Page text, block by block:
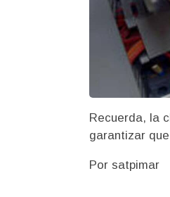
Recuerda, la
garantizar
Por satpimar